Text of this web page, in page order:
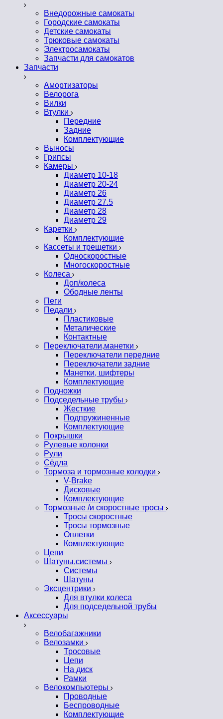
Внедорожные самокаты
Городские самокаты
Детские самокаты
Трюковые самокаты
Электросамокаты
Запчасти для самокатов
Запчасти
Амортизаторы
Велорога
Вилки
Втулки
Передние
Задние
Комплектующие
Выносы
Грипсы
Камеры
Диаметр 10-18
Диаметр 20-24
Диаметр 26
Диаметр 27.5
Диаметр 28
Диаметр 29
Каретки
Комплектующие
Кассеты и трещетки
Односкоростные
Многоскоростные
Колеса
Доп/колеса
Ободные ленты
Пеги
Педали
Пластиковые
Металические
Контактные
Переключатели,манетки
Переключатели передние
Переключатели задние
Манетки, шифтеры
Комплектующие
Подножки
Подседельные трубы
Жесткие
Подпружиненные
Комплектующие
Покрышки
Рулевые колонки
Рули
Сёдла
Тормоза и тормозные колодки
V-Brake
Дисковые
Комплектующие
Тормозные /и скоростные тросы
Тросы скоростные
Тросы тормозные
Оплетки
Комплектующие
Цепи
Шатуны,системы
Системы
Шатуны
Эксцентрики
Для втулки колеса
Для подседельной трубы
Аксессуары
Велобагажники
Велозамки
Тросовые
Цепи
На диск
Рамки
Велокомпьютеры
Проводные
Беспроводные
Комплектующие